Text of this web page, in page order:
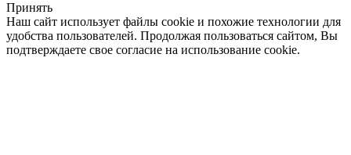
Принять
Наш сайт использует файлы cookie и похожие технологии для
удобства пользователей. Продолжая пользоваться сайтом, Вы
подтверждаете свое согласие на использование cookie.